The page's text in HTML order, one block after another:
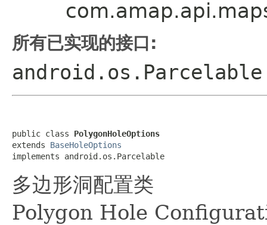
所有已实现的接口:
android.os.Parcelable
public class PolygonHoleOptions
extends BaseHoleOptions
implements android.os.Parcelable
多边形洞配置类
Polygon Hole